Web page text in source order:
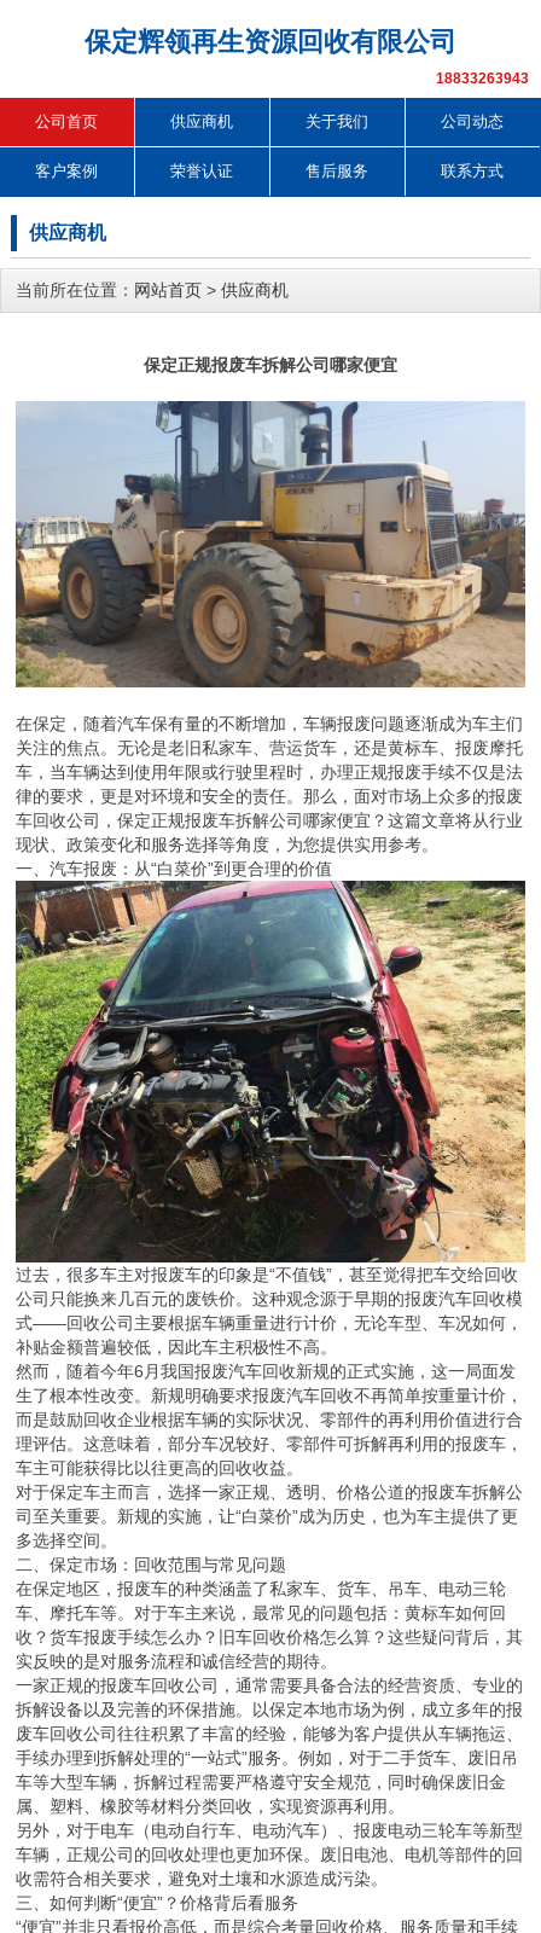
保定辉领再生资源回收有限公司
18833263943
公司首页 供应商机 关于我们 公司动态
客户案例 荣誉认证 售后服务 联系方式
供应商机
当前所在位置： 网站首页 > 供应商机
保定正规报废车拆解公司哪家便宜
在保定，随着汽车保有量的不断增加，车辆报废问题逐渐成为车主们
关注的焦点。无论是老旧私家车、营运货车，还是黄标车、报废摩托
车，当车辆达到使用年限或行驶里程时，办理正规报废手续不仅是法
律的要求，更是对环境和安全的责任。那么，面对市场上众多的报废
车回收公司，保定正规报废车拆解公司哪家便宜？这篇文章将从行业
现状、政策变化和服务选择等角度，为您提供实用参考。
一、汽车报废：从“白菜价”到更合理的价值
过去，很多车主对报废车的印象是“不值钱”，甚至觉得把车交给回收
公司只能换来几百元的废铁价。这种观念源于早期的报废汽车回收模
式——回收公司主要根据车辆重量进行计价，无论车型、车况如何，
补贴金额普遍较低，因此车主积极性不高。
然而，随着今年6月我国报废汽车回收新规的正式实施，这一局面发
生了根本性改变。新规明确要求报废汽车回收不再简单按重量计价，
而是鼓励回收企业根据车辆的实际状况、零部件的再利用价值进行合
理评估。这意味着，部分车况较好、零部件可拆解再利用的报废车，
车主可能获得比以往更高的回收收益。
对于保定车主而言，选择一家正规、透明、价格公道的报废车拆解公
司至关重要。新规的实施，让“白菜价”成为历史，也为车主提供了更
多选择空间。
二、保定市场：回收范围与常见问题
在保定地区，报废车的种类涵盖了私家车、货车、吊车、电动三轮
车、摩托车等。对于车主来说，最常见的问题包括：黄标车如何回
收？货车报废手续怎么办？旧车回收价格怎么算？这些疑问背后，其
实反映的是对服务流程和诚信经营的期待。
一家正规的报废车回收公司，通常需要具备合法的经营资质、专业的
拆解设备以及完善的环保措施。以保定本地市场为例，成立多年的报
废车回收公司往往积累了丰富的经验，能够为客户提供从车辆拖运、
手续办理到拆解处理的“一站式”服务。例如，对于二手货车、废旧吊
车等大型车辆，拆解过程需要严格遵守安全规范，同时确保废旧金
属、塑料、橡胶等材料分类回收，实现资源再利用。
另外，对于电车（电动自行车、电动汽车）、报废电动三轮车等新型
车辆，正规公司的回收处理也更加环保。废旧电池、电机等部件的回
收需符合相关要求，避免对土壤和水源造成污染。
三、如何判断“便宜”？价格背后看服务
“便宜”并非只看报价高低，而是综合考量回收价格、服务质量和手续